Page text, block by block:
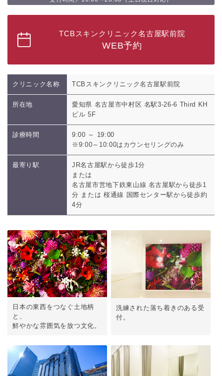
TCBスキンクリニック名古屋駅前院
WEB予約
クリニック名称 TCBスキンクリニック名古屋駅前院
所在地
愛知県 名古屋市中村区 名駅3-26-6 Third KH
ビル 5F
診療時間
9:00 ～ 19:00
※9:00～10:00はカウンセリングのみ
最寄り駅
JR名古屋駅から徒歩1分
または
名古屋市営地下鉄東山線 名古屋駅から徒歩1
分 または 桜通線 国際センター駅から徒歩約
4分
日本の東西をつなぐ土地柄
と、
鮮やかな雰囲気を放つ文化。
洗練された落ち着きのある受
付。